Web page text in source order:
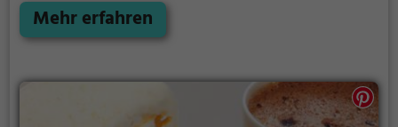
fündig. Das Ambiente lädt zum Verweilen ein und
das freundliche Personal sorgt für einen rundum
Geschmacksvielfalt und erlebe einen genussvollen
Mehr erfahren